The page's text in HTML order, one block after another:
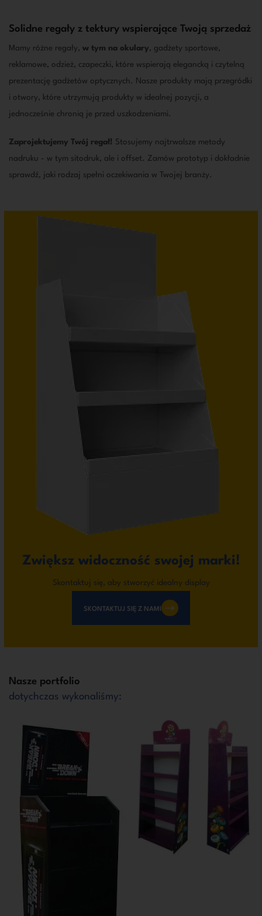
Solidne regały z tektury wspierające Twoją sprzedaż
Mamy różne regały, w tym na okulary, gadżety sportowe,
reklamowe, odzież, czapeczki, które wspierają elegancką i czytelną
prezentację gadżetów optycznych. Nasze produkty mają przegródki
i otwory, które utrzymują produkty w idealnej pozycji, a
jednocześnie chronią je przed uszkodzeniami.
Zaprojektujemy Twój regał!
Stosujemy najtrwalsze metody
nadruku - w tym sitodruk, ale i offset. Zamów prototyp i dokładnie
sprawdź, jaki rodzaj spełni oczekiwania w Twojej branży.
Zwiększ widoczność swojej marki!
Skontaktuj się, aby stworzyć idealny display
SKONTAKTUJ SIĘ Z NAMI
Nasze portfolio
dotychczas wykonaliśmy: